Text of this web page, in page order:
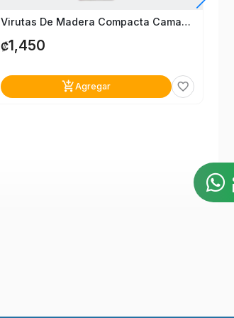
Virutas De Madera Compacta Camanatural 1Kg
₡1,450
add_shopping_cartAgregar favorite_border